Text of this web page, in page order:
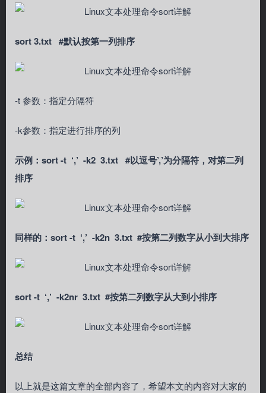
sort 3.txt #默认按第一列排序
-t 参数：指定分隔符
-k参数：指定进行排序的列
示例：sort -t ‘,’ -k2 3.txt #以逗号’,’为分隔符，对第二列
排序
同样的：sort -t ‘,’ -k2n 3.txt #按第二列数字从小到大排序
sort -t ‘,’ -k2nr 3.txt #按第二列数字从大到小排序
总结
以上就是这篇文章的全部内容了，希望本文的内容对大家的